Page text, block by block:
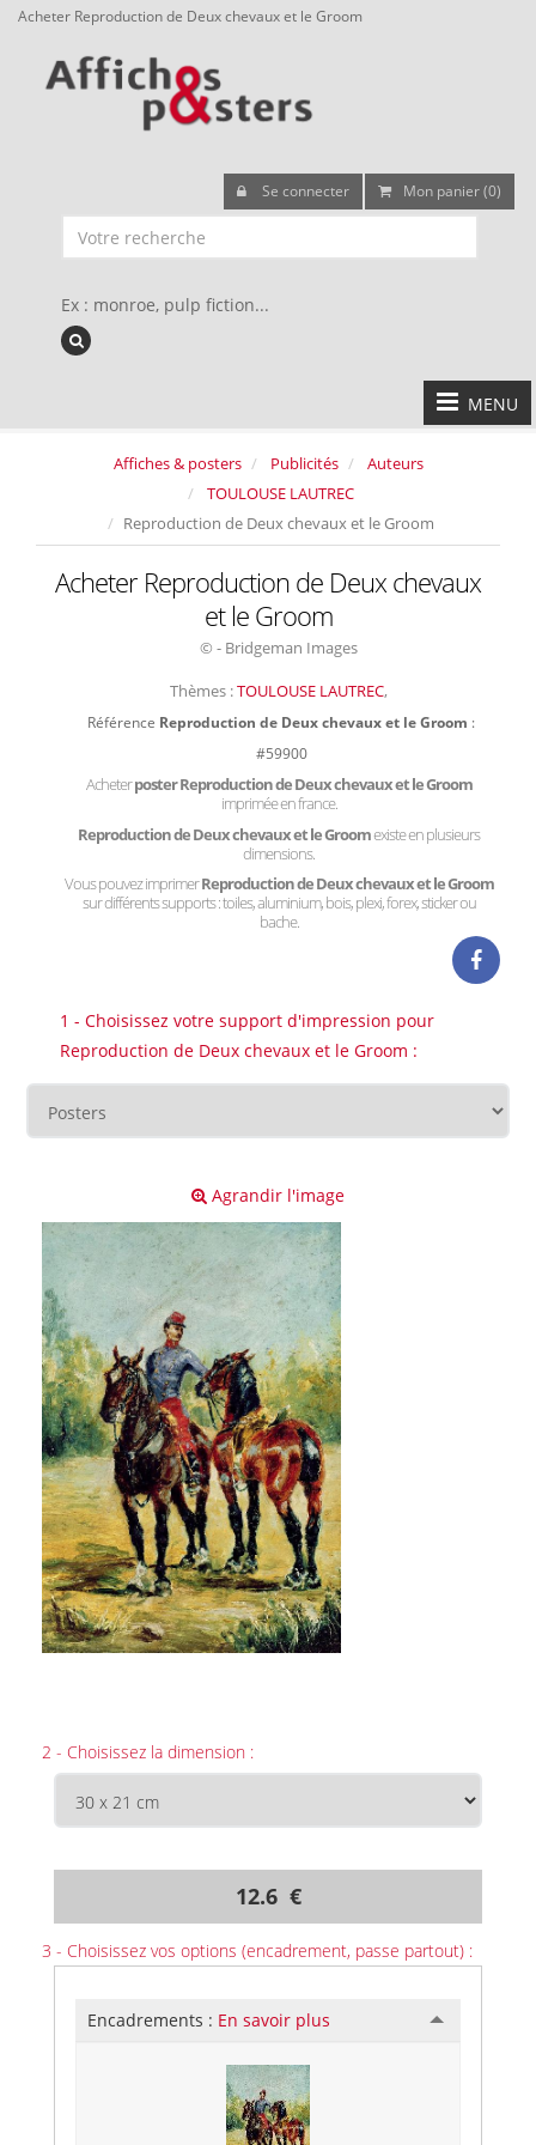
Acheter Reproduction de Deux chevaux et le Groom
Se connecter Mon panier (0)
Ex : monroe, pulp fiction...
MENU
Affiches & posters Publicités
Auteurs
TOULOUSE LAUTREC
Reproduction de Deux chevaux et le Groom
Acheter Reproduction de Deux chevaux
et le Groom
© - Bridgeman Images
Thèmes :TOULOUSE LAUTREC,
Référence Reproduction de Deux chevaux et le Groom :
#59900
Acheterposter Reproduction de Deux chevaux et le Groom
imprimée en france.
Reproduction de Deux chevaux et le Groomexiste en plusieurs
dimensions.
Vous pouvez imprimerReproduction de Deux chevaux et le Groom
sur différents supports : toiles, aluminium, bois, plexi, forex, sticker ou
bache.
1 - Choisissez votre support d'impression pour
Reproduction de Deux chevaux et le Groom :
Agrandir l'image
2 - Choisissez la dimension :
12.6 €
3 - Choisissez vos options (encadrement, passe partout) :
Encadrements : En savoir plus